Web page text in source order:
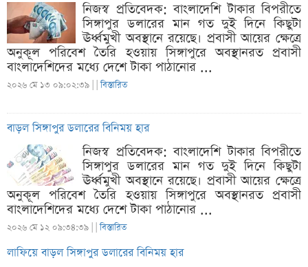
নিজস্ব প্রতিবেদক: বাংলাদেশি টাকার বিপরীতে
সিঙ্গাপুর ডলারের মান গত দুই দিনে কিছুটা
ঊর্ধ্বমুখী অবস্থানে রয়েছে। প্রবাসী আয়ের ক্ষেত্রে
অনুকূল পরিবেশ তৈরি হওয়ায় সিঙ্গাপুরে অবস্থানরত প্রবাসী
বাংলাদেশিদের মধ্যে দেশে টাকা পাঠানোর ...
২০২৬ মে ১৩ ০৯:০২:৩৯ | |বিস্তারিত
বাড়ল সিঙ্গাপুর ডলারের বিনিময় হার
নিজস্ব প্রতিবেদক: বাংলাদেশি টাকার বিপরীতে
সিঙ্গাপুর ডলারের মান গত দুই দিনে কিছুটা
ঊর্ধ্বমুখী অবস্থানে রয়েছে। প্রবাসী আয়ের ক্ষেত্রে
অনুকূল পরিবেশ তৈরি হওয়ায় সিঙ্গাপুরে অবস্থানরত প্রবাসী
বাংলাদেশিদের মধ্যে দেশে টাকা পাঠানোর ...
২০২৬ মে ১২ ০৯:৩৪:৩৯ | |বিস্তারিত
লাফিয়ে বাড়ল সিঙ্গাপুর ডলারের বিনিময় হার